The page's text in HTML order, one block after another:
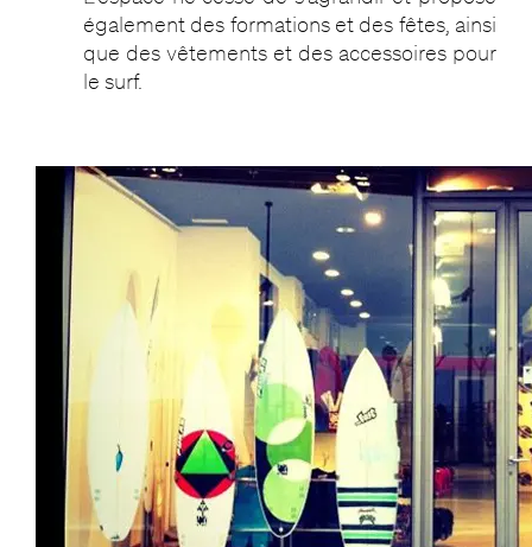
également des formations et des fêtes, ainsi
que des vêtements et des accessoires pour
le surf.